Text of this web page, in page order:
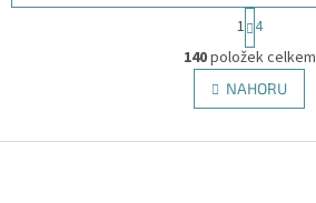
O
v
l
á
S
t
r
á
n
k
v
1 4
140položek celkem
NAHORU